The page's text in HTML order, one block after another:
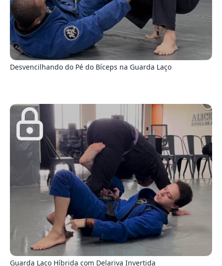
Desvencilhando do Pé do Bíceps na Guarda Laço
Guarda Laço Híbrida com Delariva Invertida